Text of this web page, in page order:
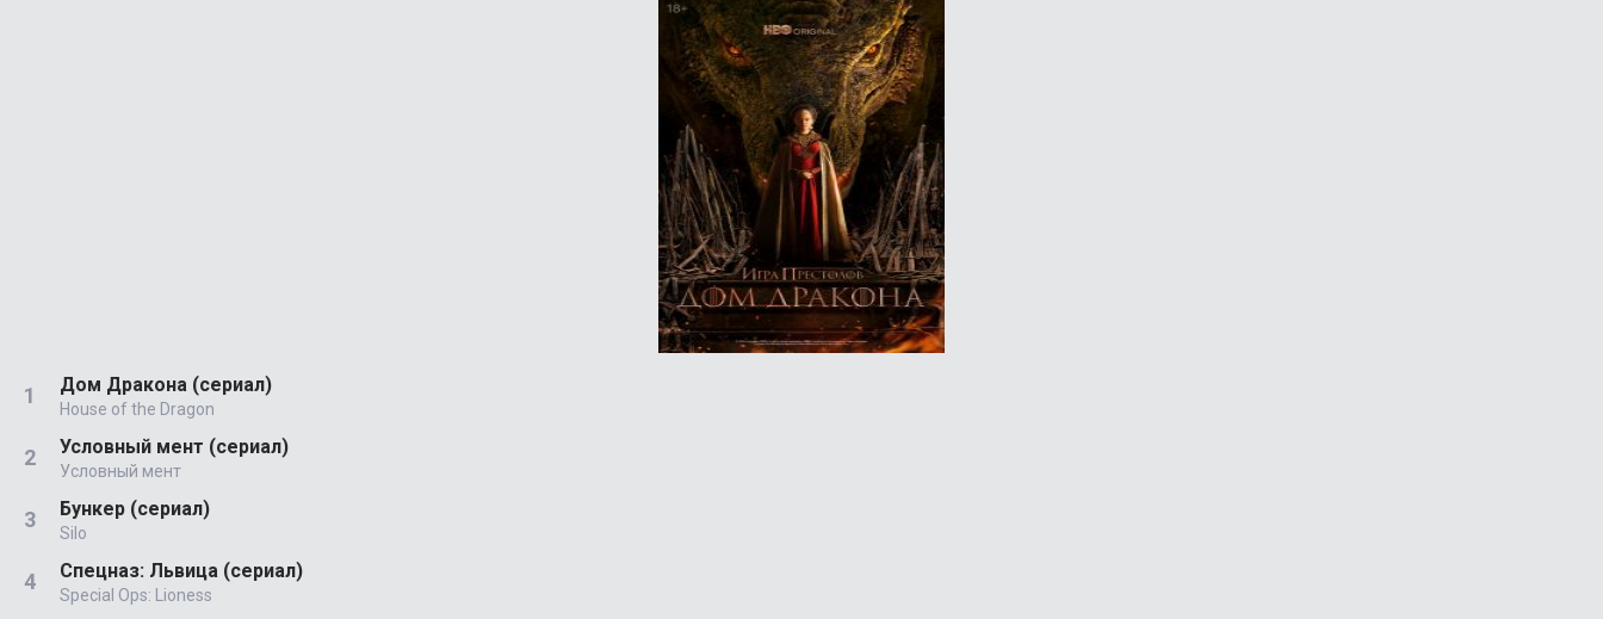
Дом Дракона (сериал)
House of the Dragon
Условный мент (сериал)
Условный мент
Бункер (сериал)
Silo
Спецназ: Львица (сериал)
Special Ops: Lioness